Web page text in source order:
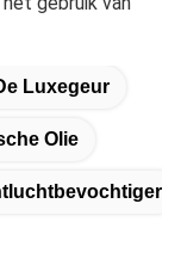
Luxegeur
Olie